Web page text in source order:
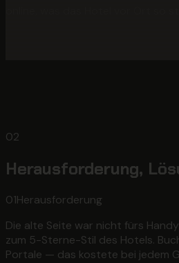
02
Herausforderung,
01Herausforderung
Die alte Seite war nicht fürs
zum 5-Sterne-Stil des Hotels.
Portale — das kostete bei jedem